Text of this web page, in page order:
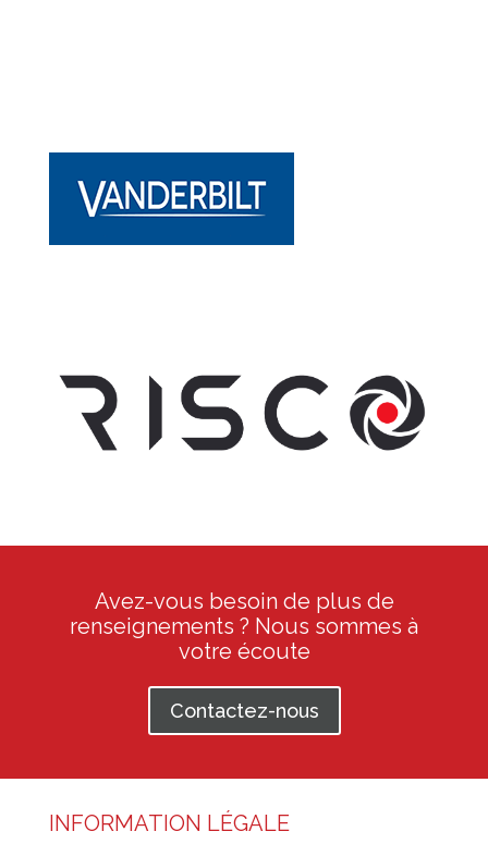
Avez-vous besoin de plus de
renseignements ? Nous sommes à
votre écoute
Contactez-nous
INFORMATION LÉGALE